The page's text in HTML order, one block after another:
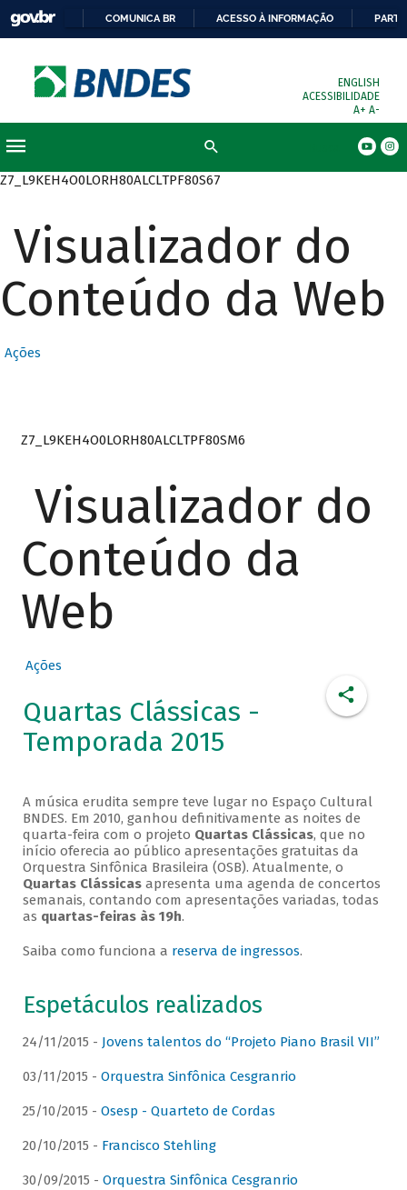
COMUNICA BR ACESSO À INFORMAÇÃO
ENGLISH
ACESSIBILIDADE
A+ A-
Z7_L9KEH4O0LORH80ALCLTPF80S67
Visualizador do
Conteúdo da Web
Ações
Z7_L9KEH4O0LORH80ALCLTPF80SM6
Visualizador do
Conteúdo da
Web
Ações
Quartas Clássicas -
Temporada 2015
A música erudita sempre teve lugar no Espaço Cultural
BNDES. Em 2010, ganhou definitivamente as noites de
quarta-feira com o projeto Quartas Clássicas, que no
início oferecia ao público apresentações gratuitas da
Orquestra Sinfônica Brasileira (OSB). Atualmente, o
Quartas Clássicasapresenta uma agenda de concertos
semanais, contando com apresentações variadas, todas
as quartas-feiras às 19h.
Saiba como funciona a reserva de ingressos.
Espetáculos realizados
24/11/2015 - Jovens talentos do “Projeto Piano Brasil VII”
03/11/2015 - Orquestra Sinfônica Cesgranrio
25/10/2015 - Osesp - Quarteto de Cordas
20/10/2015 - Francisco Stehling
30/09/2015 - Orquestra Sinfônica Cesgranrio